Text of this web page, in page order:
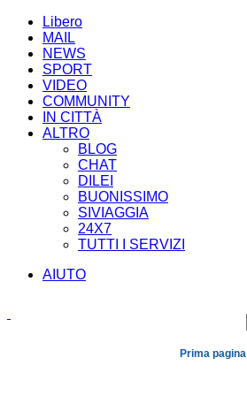
Libero
MAIL
NEWS
SPORT
VIDEO
COMMUNITY
IN CITTÀ
ALTRO
BLOG
CHAT
DILEI
BUONISSIMO
SIVIAGGIA
24X7
TUTTI I SERVIZI
AIUTO
Prima pagina